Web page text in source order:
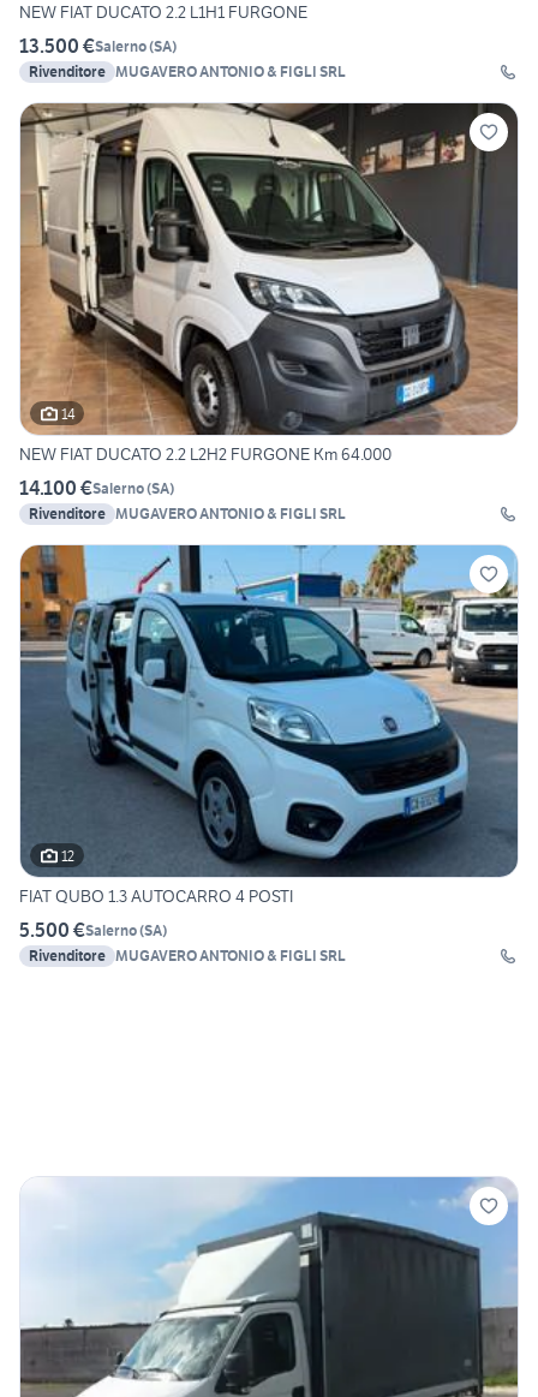
NEW FIAT DUCATO 2.2 L1H1 FURGONE
13.500 €Salerno(SA)
Rivenditore MUGAVERO ANTONIO & FIGLI SRL
14
NEW FIAT DUCATO 2.2 L2H2 FURGONE Km 64.000
14.100 €Salerno(SA)
Rivenditore MUGAVERO ANTONIO & FIGLI SRL
12
FIAT QUBO 1.3 AUTOCARRO 4 POSTI
5.500 €Salerno(SA)
Rivenditore MUGAVERO ANTONIO & FIGLI SRL